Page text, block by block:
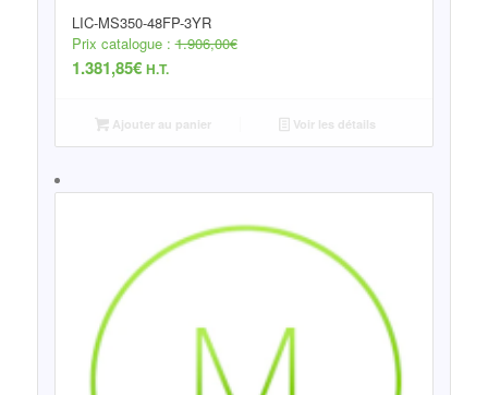
LIC-MS350-48FP-3YR
Prix catalogue :1.906,00€
1.381,85€ H.T.
Ajouter au panier Voir les détails